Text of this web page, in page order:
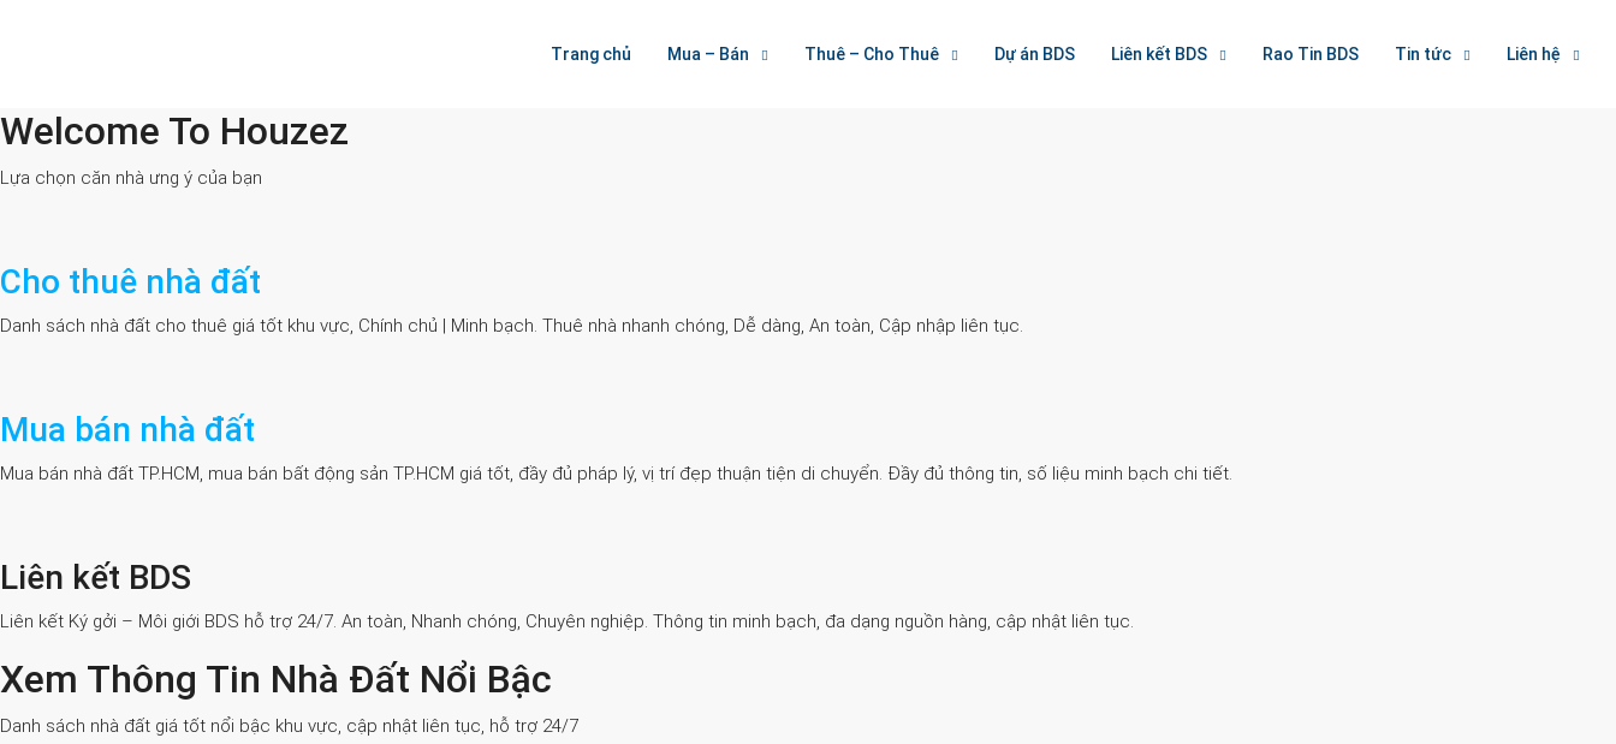
Trang chủ Mua – Bán Thuê – Cho Thuê Dự án BDS Liên kết BDS Rao Tin BDS Tin tức Liên hệ
Welcome To Houzez
Welcome To Houzez
Lựa chọn căn nhà ưng ý của bạn
Cho thuê nhà đất
Danh sách nhà đất cho thuê giá tốt khu vực, Chính chủ | Minh bạch. Thuê nhà nhanh chóng, Dễ dàng, An toàn, Cập nhập liên tục.
Mua bán nhà đất
Mua bán nhà đất TP.HCM, mua bán bất động sản TP.HCM giá tốt, đầy đủ pháp lý, vị trí đẹp thuận tiện di chuyển. Đầy đủ thông tin, số liệu minh bạch chi tiết.
Liên kết BDS
Liên kết Ký gởi – Môi giới BDS hỗ trợ 24/7. An toàn, Nhanh chóng, Chuyên nghiệp. Thông tin minh bạch, đa dạng nguồn hàng, cập nhật liên tục.
Xem Thông Tin Nhà Đất Nổi Bậc
Danh sách nhà đất giá tốt nổi bậc khu vực, cập nhật liên tục, hỗ trợ 24/7